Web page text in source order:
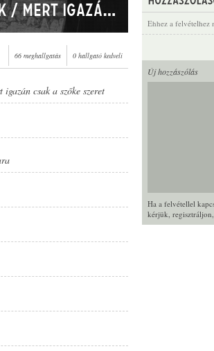
Ehhez a felvételhez
Új hozzászólás
Ha a felvétellel
kérjük, regisztráljon
Sirassatok engem orgonavirágok / Mert igazán csak a szőke szeret
66 meghallgatás 0 hallgató kedveli
csak a szőke szeret